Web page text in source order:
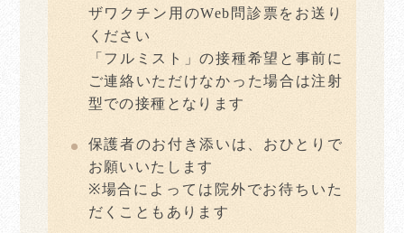
ザワクチン用のWeb問診票をお送り
ください
「フルミスト」の接種希望と事前に
ご連絡いただけなかった場合は注射
型での接種となります
保護者のお付き添いは、おひとりで
お願いいたします
※場合によっては院外でお待ちいた
だくこともあります